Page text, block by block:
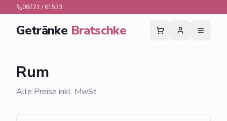
09721 / 61533
Getränke Bratschke
Rum
Alle Preise inkl. MwSt